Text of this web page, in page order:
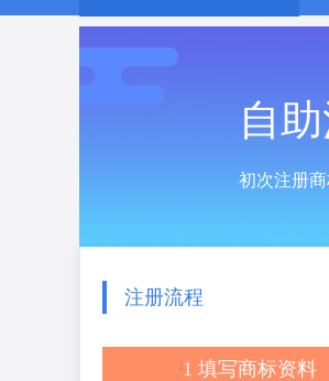
自
初次注册
注册流程
1 填写商标资料